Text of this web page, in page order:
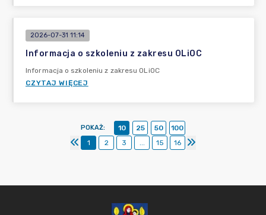
2026-07-31 11:14
Informacja o szkoleniu z zakresu OLiOC
Informacja o szkoleniu z zakresu OLiOC
CZYTAJ WIĘCEJ
POKAŻ: 10 25 50
100
1
2 3 ... 15 16